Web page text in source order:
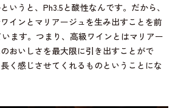
いうと、Ph3.5と酸性なんです。だから、
インとマリアージュを生み出すことを前
ます。つまり、高級ワインとはマリアー
おいしさを最大限に引き出すことがで
く感じさせてくれるものということにな